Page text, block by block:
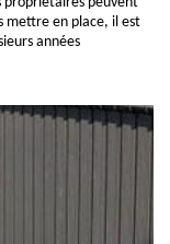
mettre en place, il est
années